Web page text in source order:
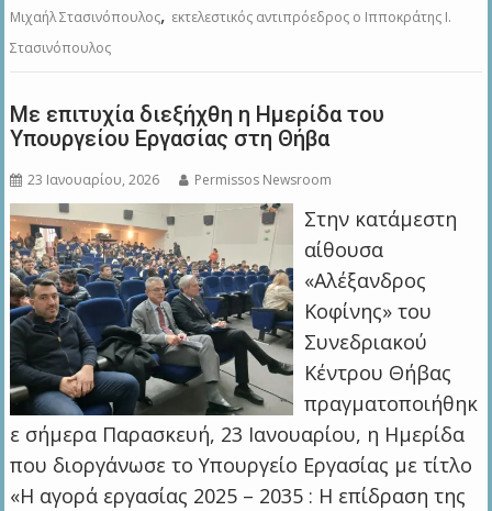
Μιχαήλ Στασινόπουλος, εκτελεστικός αντιπρόεδρος ο Ιπποκράτης Ι.
Στασινόπουλος
Mε επιτυχία διεξήχθη η Ημερίδα του
Υπουργείου Εργασίας στη Θήβα
23 Ιανουαρίου, 2026 Permissos Newsroom
Στην κατάμεστη
αίθουσα
«Αλέξανδρος
Κοφίνης» του
Συνεδριακού
Κέντρου Θήβας
πραγματοποιήθηκ
ε σήμερα Παρασκευή, 23 Ιανουαρίου, η Ημερίδα
που διοργάνωσε το Υπουργείο Εργασίας με τίτλο
«Η αγορά εργασίας 2025 – 2035 : Η επίδραση της